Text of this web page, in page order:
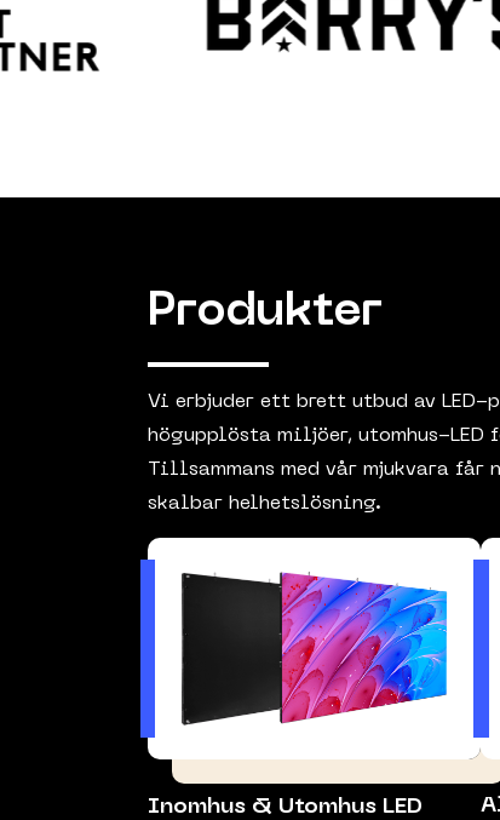
Produkter
Vi erbjuder ett brett utbud av
högupplösta miljöer, utomhus-
Tillsammans med vår mjukvara
skalbar helhetslösning.
Inomhus & Utomhus LED